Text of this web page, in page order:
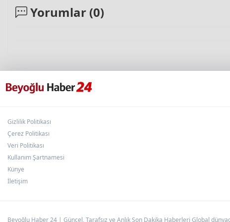
Yorumlar (0)
Gizlilik Politikası
Çerez Politikası
Veri Politikası
Kullanım Şartnamesi
Künye
İletişim
Beyoğlu Haber 24 | Güncel, Tarafsız ve Anlık Son Dakika Haberleri Global